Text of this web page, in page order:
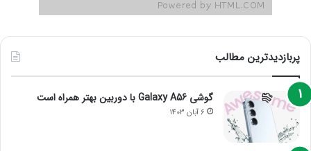
پربازدیدترین مطالب
گوشی Galaxy A56 با دوربین بهتر همراه است
6 آبان 1403